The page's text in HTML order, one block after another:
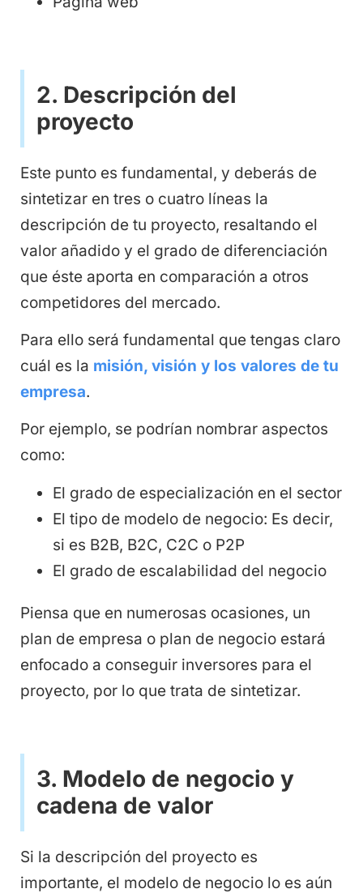
2. Descripción del
proyecto
Este punto es fundamental, y deberás de
sintetizar en tres o cuatro líneas la
descripción de tu proyecto, resaltando el
valor añadido y el grado de diferenciación
que éste aporta en comparación a otros
competidores del mercado.
Para ello será fundamental que tengas claro
cuál es la misión, visión y los valores de tu
empresa.
Por ejemplo, se podrían nombrar aspectos
como:
El grado de especialización en el sector
El tipo de modelo de negocio: Es decir,
si es B2B, B2C, C2C o P2P
El grado de escalabilidad del negocio
Piensa que en numerosas ocasiones, un
plan de empresa o plan de negocio estará
enfocado a conseguir inversores para el
proyecto, por lo que trata de sintetizar.
3. Modelo de negocio y
cadena de valor
Si la descripción del proyecto es
importante, el modelo de negocio lo es aún